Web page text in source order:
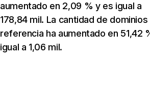
aumentado en 2,09 % y es igual a
178,84 mil. La cantidad de
referencia ha aumentado en 51,42
igual a 1,06 mil.